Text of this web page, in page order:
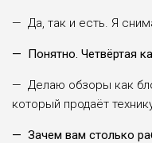
— Да, так и есть. Я
— Понятно. Четвёртая
— Делаю обзоры как
который продаёт
— Зачем вам столько